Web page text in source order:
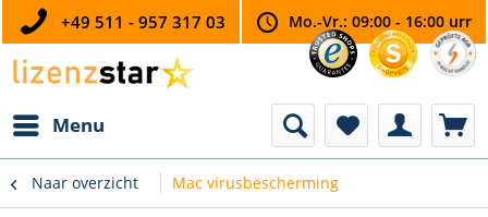
+49 511 - 957 317 03 Mo.-Vr.: 09:00 - 16:00 urr
Menu
Naar overzicht Mac virusbescherming